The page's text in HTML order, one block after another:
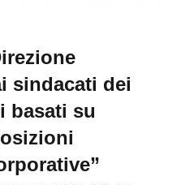
sindacati dei
basati su